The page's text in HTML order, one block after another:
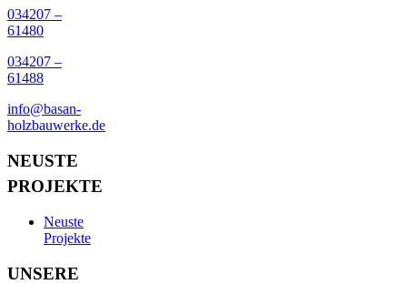
034207 –
61480
034207 –
61488
info@basan-
holzbauwerke.de
NEUSTE
PROJEKTE
Neuste
Projekte
UNSERE